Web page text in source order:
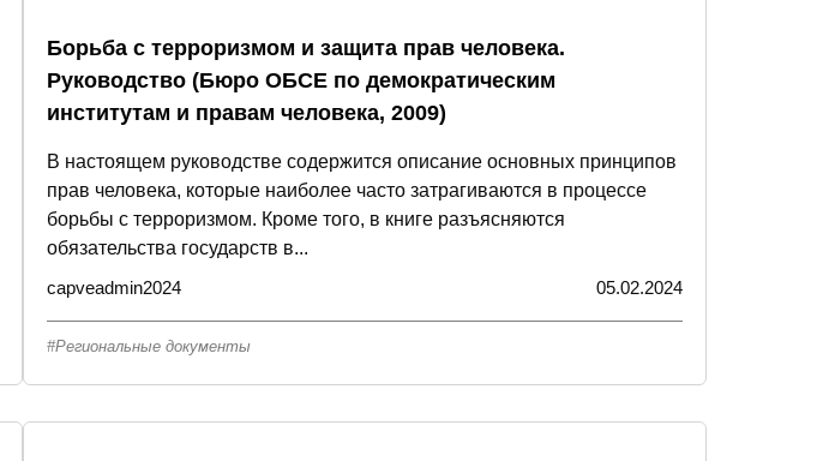
Борьба с терроризмом и защита прав человека.
Руководство (Бюро ОБСЕ по демократическим
институтам и правам человека, 2009)
В настоящем руководстве содержится описание основных принципов
прав человека, которые наиболее часто затрагиваются в процессе
борьбы с терроризмом. Кроме того, в книге разъясняются
обязательства государств в...
capveadmin2024
05.02.2024
Региональные документы